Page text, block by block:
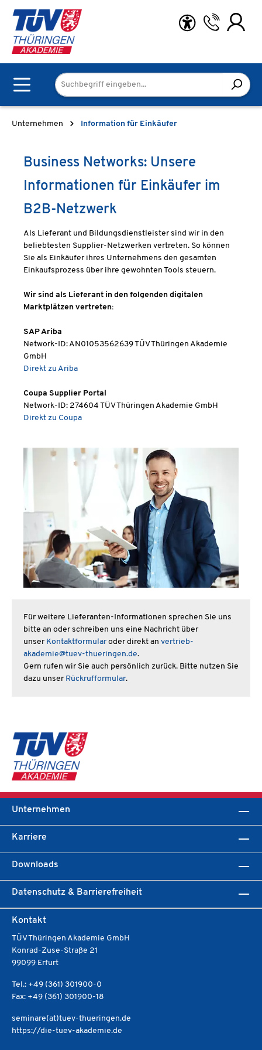
Zum Hauptinhalt springen
Unternehmen Information für Einkäufer
Business Networks: Unsere
Informationen für Einkäufer im
B2B-Netzwerk
Als Lieferant und Bildungsdienstleister sind wir in den
beliebtesten Supplier-Netzwerken vertreten. So können
Sie als Einkäufer ihres Unternehmens den gesamten
Einkaufsprozess über ihre gewohnten Tools steuern.
Wir sind als Lieferant in den folgenden digitalen
Marktplätzen vertreten:
SAP Ariba
Network-ID: AN01053562639 TÜV Thüringen Akademie
GmbH
Direkt zu Ariba
Coupa Supplier Portal
Network-ID: 274604 TÜV Thüringen Akademie GmbH
Direkt zu Coupa
Für weitere Lieferanten-Informationen sprechen Sie uns
bitte an oder schreiben uns eine Nachricht über
unser Kontaktformularoder direkt an vertrieb-
akademie@tuev-thueringen.de.
Gern rufen wir Sie auch persönlich zurück. Bitte nutzen Sie
dazu unser Rückrufformular.
Unternehmen
Karriere
Downloads
Datenschutz & Barrierefreiheit
Kontakt
TÜV Thüringen Akademie GmbH
Konrad-Zuse-Straße 21
99099 Erfurt
Tel.: +49 (361) 301900-0
Fax: +49 (361) 301900-18
seminare(at)tuev-thueringen.de
https://die-tuev-akademie.de